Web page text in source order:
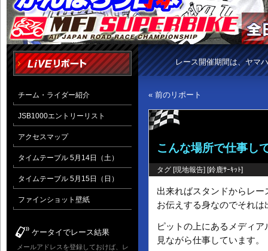
レース開催期間は、ヤマ
« 前のリポート
こんな場所で仕事し
タグ [現地報告] [鈴鹿ｻｰｷｯﾄ]
出来ればスタンドからレ
お伝えする身なのでそれは
ピットの上にあるメディ
見ながら仕事しています。
チーム・ライダー紹介
JSB1000エントリーリスト
アクセスマップ
タイムテーブル 5月14日（土）
タイムテーブル 5月15日（日）
ファインショット壁紙
ケータイでレース結果
メールアドレスを登録しておけば、レ